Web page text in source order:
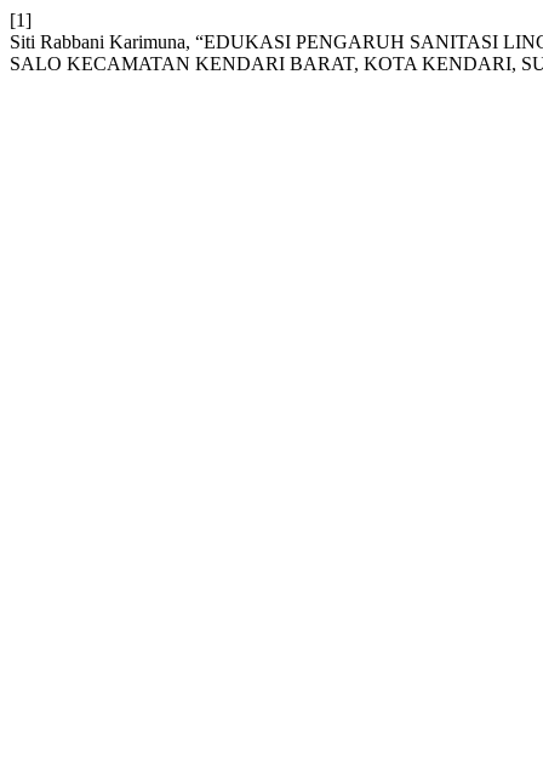
[1]
Siti Rabbani Karimuna, “EDUKASI PENGARUH SANITASI
SALO KECAMATAN KENDARI BARAT, KOTA KENDARI,